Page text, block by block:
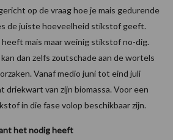
op de vraag hoe je mais gedurende
de juiste hoeveelheid stikstof geeft.
heeft mais maar weinig stikstof no-dig.
dan zelfs zoutschade aan de wortels
Vanaf medio juni tot eind juli
driekwart van zijn biomassa. Voor een
in die fase volop beschikbaar zijn.
het nodig heeft